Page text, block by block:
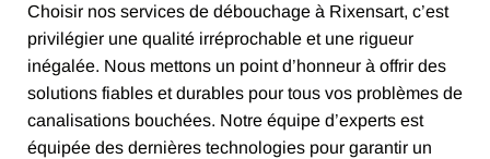
Choisir nos services de débouchage à Rixensart, c’est
privilégier une qualité irréprochable et une rigueur
inégalée. Nous mettons un point d’honneur à offrir des
solutions fiables et durables pour tous vos problèmes de
canalisations bouchées. Notre équipe d’experts est
équipée des dernières technologies pour garantir un